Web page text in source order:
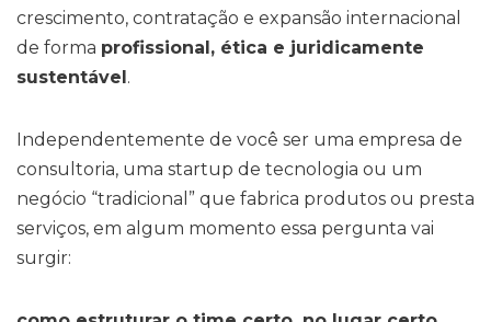
crescimento, contratação e expansão internacional
de forma profissional, ética e juridicamente
sustentável.
Independentemente de você ser uma empresa de
consultoria, uma startup de tecnologia ou um
negócio “tradicional” que fabrica produtos ou presta
serviços, em algum momento essa pergunta vai
surgir: